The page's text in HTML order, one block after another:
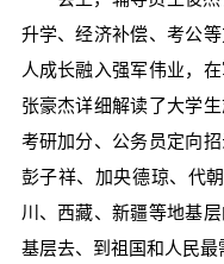
升学、经济补偿、考公
人成长融入强军伟业，
张豪杰详细解读了大学
考研加分、公务员定向
彭子祥、加央德琼、代
川、西藏、新疆等地基
基层去、到祖国和人民最